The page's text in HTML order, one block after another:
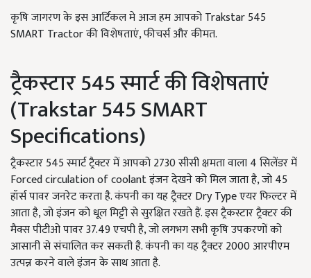
कृषि जागरण के इस आर्टिकल मे आज हम आपको Trakstar 545
SMART Tractor की विशेषताएं, फीचर्स और कीमत.
ट्रैकस्टार 545 स्मार्ट की विशेषताएं
(Trakstar 545 SMART
Specifications)
ट्रैकस्टार 545 स्मार्ट ट्रैक्टर में आपको 2730 सीसी क्षमता वाला 4 सिलेंडर में
Forced circulation of coolant इंजन देखने को मिल जाता है, जो 45
हॉर्स पावर जनरेट करता है. कंपनी का यह ट्रैक्टर Dry Type एयर फिल्टर में
आता है, जो इंजन को धूल मिट्टी से सुरक्षित रखते हैं. इस ट्रैकस्टार ट्रैक्टर की
मैक्स पीटीओ पावर 37.49 एचपी है, जो लगभग सभी कृषि उपकरणों को
आसानी से संचालित कर सकती है. कंपनी का यह ट्रैक्टर 2000 आरपीएम
उत्पन्न करने वाले इंजन के साथ आता है.